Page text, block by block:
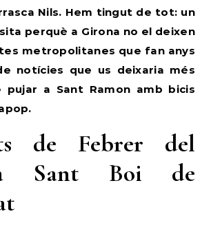
Nils. Hem tingut de tot: un
perquè a Girona no el deixen
metropolitanes que fan anys
notícies que us deixaria més
a Sant Ramon amb bicis
de Febrer del
Sant Boi de